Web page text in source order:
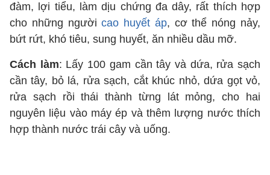
đàm, lợi tiểu, làm dịu chứng đa dây, rất thích hợp
cho những ngườicao huyết áp, cơ thể nóng nảy,
bứt rứt, khó tiêu, sung huyết, ăn nhiều dầu mỡ.
Cách làm: Lấy 100 gam cần tây và dứa, rửa sạch
cần tây, bỏ lá, rửa sạch, cắt khúc nhỏ, dứa gọt vỏ,
rửa sạch rồi thái thành từng lát mỏng, cho hai
nguyên liệu vào máy ép và thêm lượng nước thích
hợp thành nước trái cây và uống.